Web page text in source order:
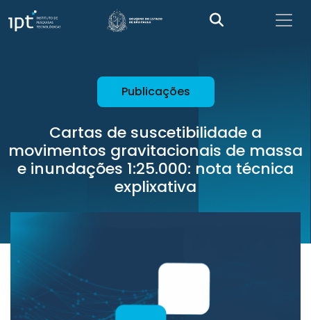
Publicações
Cartas de suscetibilidade a
movimentos gravitacionais de massa
e inundações 1:25.000: nota técnica
explixativa